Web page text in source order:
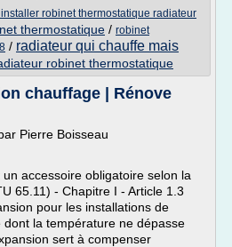
robinet thermostatique radiateur
thermostatique / robinet
/ radiateur qui chauffe mais
robinet thermostatique
chauffage | Rénove
Pierre Boisseau
accessoire obligatoire selon la
65.11) - Chapitre I - Article 1.3
pour les installations de
la température ne dépasse
sert à compenser